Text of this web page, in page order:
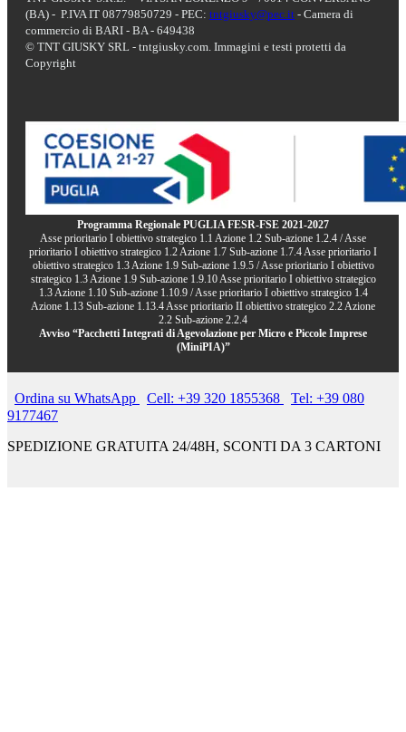
(BA) - P.IVA IT 08779850729 - PEC: tntgiusky@pec.it - Camera di
commercio di BARI - BA - 649438
© TNT GIUSKY SRL - tntgiusky.com. Immagini e testi protetti da
Copyright
Programma Regionale PUGLIA FESR-FSE 2021-2027
Asse prioritario I obiettivo strategico 1.1 Azione 1.2 Sub-azione 1.2.4 / Asse
prioritario I obiettivo strategico 1.2 Azione 1.7 Sub-azione 1.7.4 Asse prioritario I
obiettivo strategico 1.3 Azione 1.9 Sub-azione 1.9.5 / Asse prioritario I obiettivo
strategico 1.3 Azione 1.9 Sub-azione 1.9.10 Asse prioritario I obiettivo strategico
1.3 Azione 1.10 Sub-azione 1.10.9 / Asse prioritario I obiettivo strategico 1.4
Azione 1.13 Sub-azione 1.13.4 Asse prioritario II obiettivo strategico 2.2 Azione
2.2 Sub-azione 2.2.4
Avviso “Pacchetti Integrati di Agevolazione per Micro e Piccole Imprese
(MiniPIA)”
Ordina su WhatsApp Cell: +39 320 1855368
Tel: +39 080
9177467
SPEDIZIONE GRATUITA 24/48H, SCONTI DA 3 CARTONI